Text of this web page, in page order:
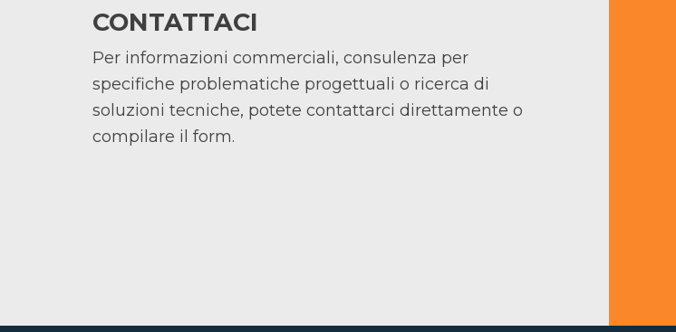
CONTATTACI
Per informazioni commerciali, consulenza per
specifiche problematiche progettuali o ricerca di
soluzioni tecniche, potete contattarci direttamente o
compilare il form.